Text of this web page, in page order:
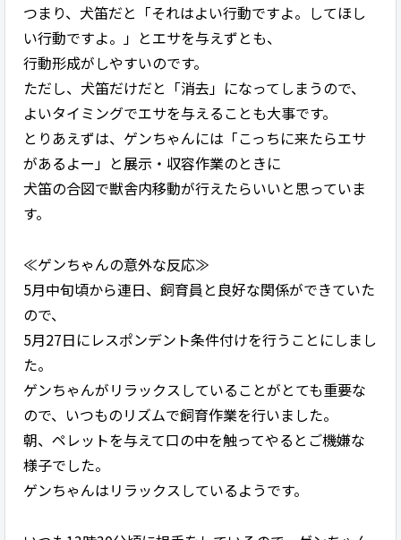
つまり、犬笛だと「それはよい行動ですよ。してほし
い行動ですよ。」とエサを与えずとも、
行動形成がしやすいのです。
ただし、犬笛だけだと「消去」になってしまうので、
よいタイミングでエサを与えることも大事です。
とりあえずは、ゲンちゃんには「こっちに来たらエサ
があるよー」と展示・収容作業のときに
犬笛の合図で獣舎内移動が行えたらいいと思っていま
す。
≪ゲンちゃんの意外な反応≫
5月中旬頃から連日、飼育員と良好な関係ができていた
ので、
5月27日にレスポンデント条件付けを行うことにしまし
た。
ゲンちゃんがリラックスしていることがとても重要な
ので、いつものリズムで飼育作業を行いました。
朝、ペレットを与えて口の中を触ってやるとご機嫌な
様子でした。
ゲンちゃんはリラックスしているようです。